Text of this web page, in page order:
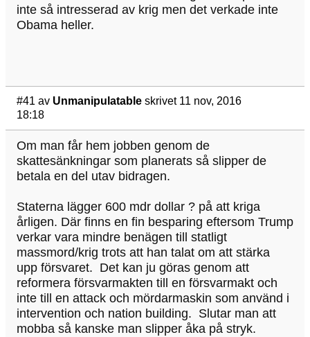
inte så intresserad av krig men det verkade inte
Obama heller.
#41 av Unmanipulatable skrivet 11 nov, 2016
18:18
Om man får hem jobben genom de
skattesänkningar som planerats så slipper de
betala en del utav bidragen.
Staterna lägger 600 mdr dollar ? på att kriga
årligen. Där finns en fin besparing eftersom Trump
verkar vara mindre benägen till statligt
massmord/krig trots att han talat om att stärka
upp försvaret. Det kan ju göras genom att
reformera försvarmakten till en försvarmakt och
inte till en attack och mördarmaskin som använd i
intervention och nation building. Slutar man att
mobba så kanske man slipper åka på stryk.